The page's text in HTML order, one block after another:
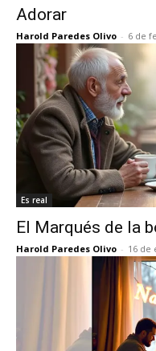
Adorar
Harold Paredes Olivo - 6 de
Es real
El Marqués de la
Harold Paredes Olivo - 16 de